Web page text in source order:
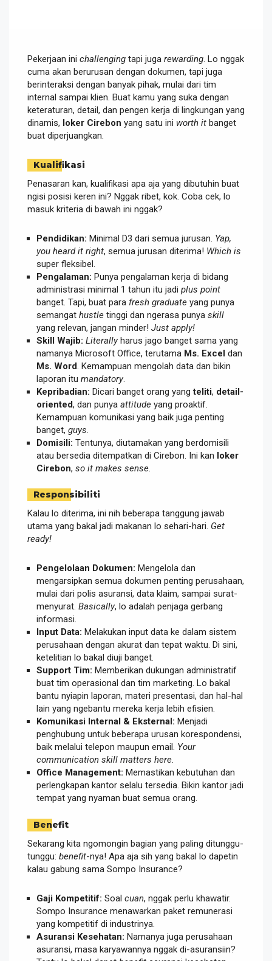
Pekerjaan ini challenging tapi juga rewarding . Lo nggak
cuma akan berurusan dengan dokumen, tapi juga
berinteraksi dengan banyak pihak, mulai dari tim
internal sampai klien. Buat kamu yang suka dengan
keteraturan, detail, dan pengen kerja di lingkungan yang
dinamis, loker Cirebon yang satu ini worth it banget
buat diperjuangkan.
Kualifikasi
Penasaran kan, kualifikasi apa aja yang dibutuhin buat
ngisi posisi keren ini? Nggak ribet, kok. Coba cek, lo
masuk kriteria di bawah ini nggak?
Pendidikan: Minimal D3 dari semua jurusan. Yap,
you heard it right, semua jurusan diterima! Which is
super fleksibel.
Pengalaman: Punya pengalaman kerja di bidang
administrasi minimal 1 tahun itu jadi plus point
banget. Tapi, buat para fresh graduate yang punya
semangat hustle tinggi dan ngerasa punya skill
yang relevan, jangan minder! Just apply!
Skill Wajib: Literallyharus jago banget sama yang
namanya Microsoft Office, terutama Ms. Excel dan
Ms. Word . Kemampuan mengolah data dan bikin
laporan itu mandatory.
Kepribadian: Dicari banget orang yangteliti, detail-
oriented, dan punya attitude yang proaktif.
Kemampuan komunikasi yang baik juga penting
banget, guys
Domisili: Tentunya, diutamakan yang berdomisili
atau bersedia ditempatkan di Cirebon. Ini kan loker
Cirebon, so it makes sense
Responsibiliti
Kalau lo diterima, ini nih beberapa tanggung jawab
utama yang bakal jadi makanan lo sehari-hari. Get
ready!
Pengelolaan Dokumen: Mengelola dan
mengarsipkan semua dokumen penting perusahaan,
mulai dari polis asuransi, data klaim, sampai surat-
menyurat. Basically, lo adalah penjaga gerbang
informasi.
Input Data: Melakukan input data ke dalam sistem
perusahaan dengan akurat dan tepat waktu. Di sini,
ketelitian lo bakal diuji banget.
Support Tim: Memberikan dukungan administratif
buat tim operasional dan tim marketing. Lo bakal
bantu nyiapin laporan, materi presentasi, dan hal-hal
lain yang ngebantu mereka kerja lebih efisien.
Komunikasi Internal & Eksternal: Menjadi
penghubung untuk beberapa urusan korespondensi,
baik melalui telepon maupun email. Your
communication skill matters here.
Office Management: Memastikan kebutuhan dan
perlengkapan kantor selalu tersedia. Bikin kantor jadi
tempat yang nyaman buat semua orang.
Benefit
Sekarang kita ngomongin bagian yang paling ditunggu-
tunggu: benefit-nya! Apa aja sih yang bakal lo dapetin
kalau gabung sama Sompo Insurance?
Gaji Kompetitif: Soal cuan, nggak perlu khawatir.
Sompo Insurance menawarkan paket remunerasi
yang kompetitif di industrinya.
Asuransi Kesehatan: Namanya juga perusahaan
asuransi, masa karyawannya nggak di-asuransiin?